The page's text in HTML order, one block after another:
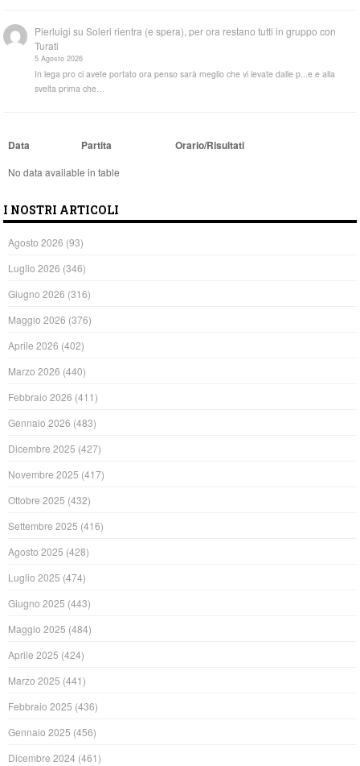
Pierluigi suSoleri rientra (e spera), per ora restano tutti in gruppo con
Turati
5 Agosto 2026
In lega pro ci avete portato ora penso sarà meglio che vi levate dalle p...e e alla
svelta prima che…
Data Partita Orario/Risultati
No data available in table
I NOSTRI ARTICOLI
Agosto 2026 (93)
Luglio 2026 (346)
Giugno 2026 (316)
Maggio 2026 (376)
Aprile 2026 (402)
Marzo 2026 (440)
Febbraio 2026 (411)
Gennaio 2026 (483)
Dicembre 2025 (427)
Novembre 2025 (417)
Ottobre 2025 (432)
Settembre 2025 (416)
Agosto 2025 (428)
Luglio 2025 (474)
Giugno 2025 (443)
Maggio 2025 (484)
Aprile 2025 (424)
Marzo 2025 (441)
Febbraio 2025 (436)
Gennaio 2025 (456)
Dicembre 2024 (461)